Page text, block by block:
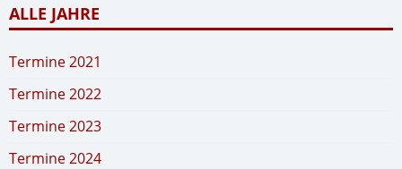
ALLE JAHRE
Termine 2021
Termine 2022
Termine 2023
Termine 2024